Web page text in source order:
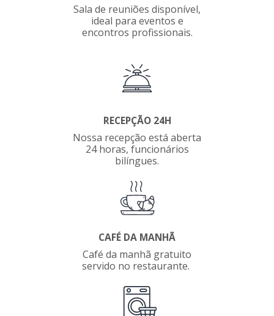
Sala de reuniões disponível,
ideal para eventos e
encontros profissionais.
RECEPÇÃO 24H
Nossa recepção está aberta
24 horas, funcionários
bilíngues.
CAFÉ DA MANHÃ
Café da manhã gratuito
servido no restaurante.